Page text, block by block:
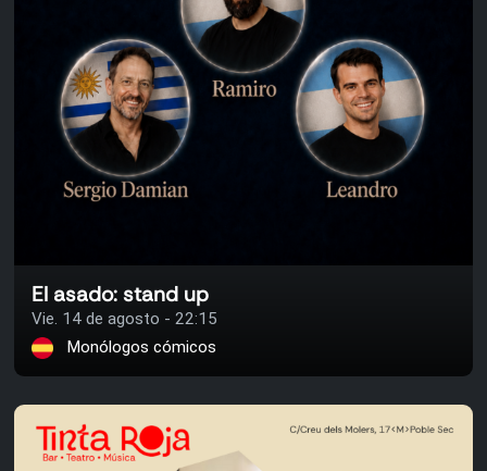
El asado: stand up
Vie. 14 de agosto - 22:15
Monólogos cómicos